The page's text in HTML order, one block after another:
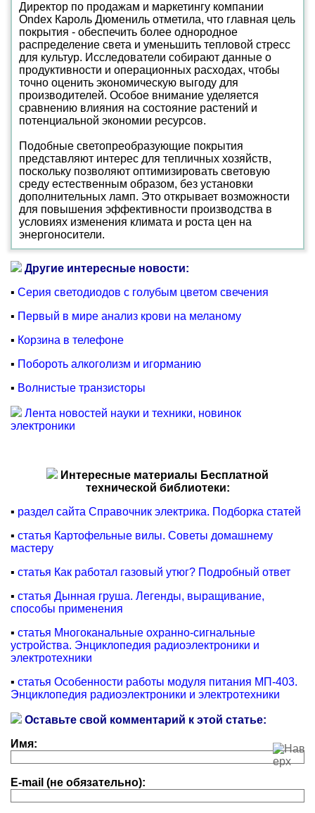
Директор по продажам и маркетингу компании
Ondex Кароль Дюмениль отметила, что главная цель
покрытия - обеспечить более однородное
распределение света и уменьшить тепловой стресс
для культур. Исследователи собирают данные о
продуктивности и операционных расходах, чтобы
точно оценить экономическую выгоду для
производителей. Особое внимание уделяется
сравнению влияния на состояние растений и
потенциальной экономии ресурсов.
Подобные светопреобразующие покрытия
представляют интерес для тепличных хозяйств,
поскольку позволяют оптимизировать световую
среду естественным образом, без установки
дополнительных ламп. Это открывает возможности
для повышения эффективности производства в
условиях изменения климата и роста цен на
энергоносители.
Другие интересные новости:
▪ Серия светодиодов с голубым цветом свечения
▪ Первый в мире анализ крови на меланому
▪ Корзина в телефоне
▪ Побороть алкоголизм и игорманию
▪ Волнистые транзисторы
Лента новостей науки и техники, новинок
электроники
Интересные материалы Бесплатной
технической библиотеки:
▪ раздел сайта Справочник электрика. Подборка статей
▪ статья Картофельные вилы. Советы домашнему
мастеру
▪ статья Как работал газовый утюг? Подробный ответ
▪ статья Дынная груша. Легенды, выращивание,
способы применения
▪ статья Многоканальные охранно-сигнальные
устройства. Энциклопедия радиоэлектроники и
электротехники
▪ статья Особенности работы модуля питания МП-403.
Энциклопедия радиоэлектроники и электротехники
Оставьте свой комментарий к этой статье:
Имя:
E-mail (не обязательно):